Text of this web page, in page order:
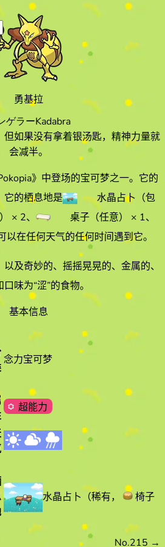
勇基拉
ゲラーKadabra
如果没有拿着银汤匙，精神力量就
会减半。
》中登场的宝可梦之一。它的
它的栖息地是 水晶占卜 （包
× 2、 桌子（任意） × 1、
以在任何天气的任何时间遇到它。
以及奇妙的、摇摇晃晃的、金属的、
味为“涩”的食物。
基本信息
念力宝可梦
超能力
水晶占卜 （稀有， 椅子
No.215 →